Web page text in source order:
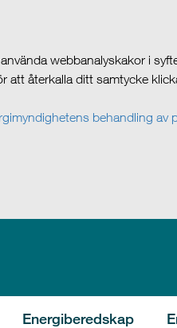
webbanalyskakor i
att återkalla ditt samtycke
behandling av
Energiberedskap